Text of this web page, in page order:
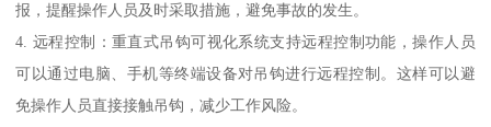
报，提醒操作人员及时采取措施，避免事故的发生。
4. 远程控制：重直式吊钩可视化系统支持远程控制功能，操作人员
可以通过电脑、手机等终端设备对吊钩进行远程控制。这样可以避
免操作人员直接接触吊钩，减少工作风险。